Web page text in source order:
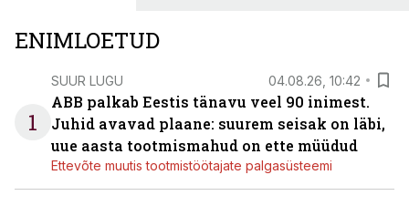
ENIMLOETUD
1
SUUR LUGU 04.08.26, 10:42
ABB palkab Eestis tänavu veel 90 inimest.
Juhid avavad plaane: suurem seisak on läbi,
uue aasta tootmismahud on ette müüdud
Ettevõte muutis tootmistöötajate palgasüsteemi